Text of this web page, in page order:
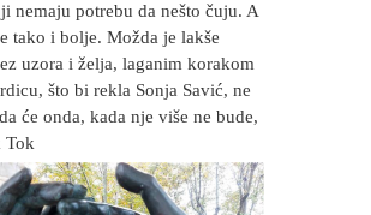
nemaju potrebu da nešto čuju. A
tako i bolje. Možda je lakše
uzora i želja, laganim korakom
što bi rekla Sonja Savić, ne
će onda, kada nje više ne bude,
Tok